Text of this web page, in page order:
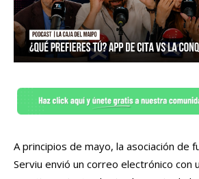
A principios de mayo, la asociación de
Serviu envió un correo electrónico con